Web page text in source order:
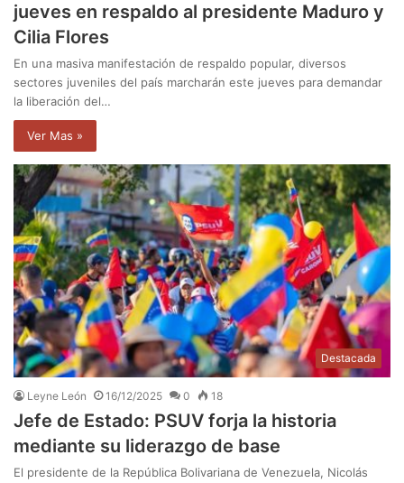
jueves en respaldo al presidente Maduro y
Cilia Flores
En una masiva manifestación de respaldo popular, diversos
sectores juveniles del país marcharán este jueves para demandar
la liberación del…
Ver Mas »
Destacada
Leyne León 16/12/2025 0 18
Jefe de Estado: PSUV forja la historia
mediante su liderazgo de base
El presidente de la República Bolivariana de Venezuela, Nicolás